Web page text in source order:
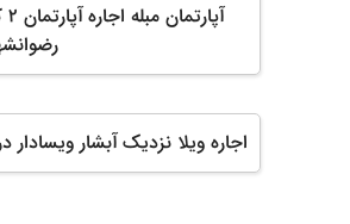
اجاره ویلا نزدیک آبشار ویسادار